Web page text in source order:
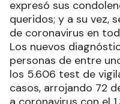
expresó sus
queridos; y a su vez,
de coronavirus en
Los nuevos
personas de entre
los 5.606 test de
casos, arrojando 72